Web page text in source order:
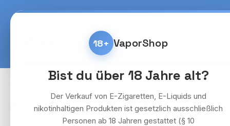
Hauptinhalt springen
Zur Suche springen
Zur Hauptnavigation springen Kostenlose Lieferung
Home E-Zigaretten &
10+2 Aktion ELFBAR LOST
18+ VaporShop
Bist du über 18 Jahre alt?
Der Verkauf von E-Zigaretten, E-Liquids und
nikotinhaltigen Produkten ist gesetzlich ausschließlich
Personen ab 18 Jahren gestattet (§ 10